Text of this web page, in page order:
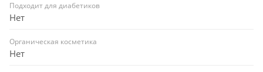
Подходит для диабетиков
Нет
Органическая косметика
Нет